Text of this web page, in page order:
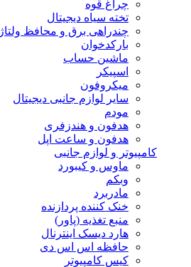
چراغ قوه
تخته سیاه دیجیتال
چندراهی برق و محافظ ولتاژ
بارکدخوان
ماشین حساب
اسپیکر
میکروفون
سایر لوازم جانبی دیجیتال
مودم
هدفون و هندزفری
هدفون و ساعت اپل
کامپیوتر و لوازم جانبی
ماوس و کیبورد
وبکم
مادربرد
خنک کننده پردازنده
منبع تغذیه (پاور)
هارد دیسک اینترنال
حافظه اس اس دی
کیس کامپیوتر